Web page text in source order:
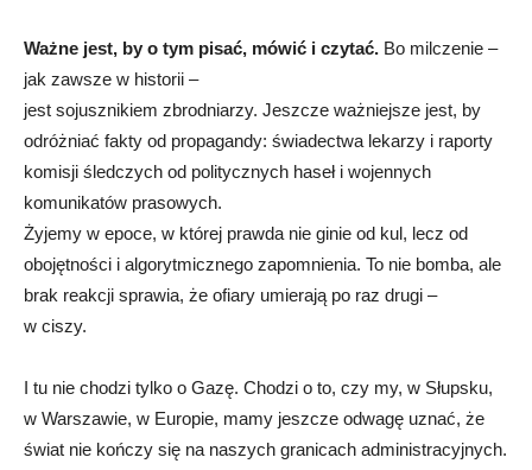
Ważne jest, by o tym pisać, mówić i czytać. Bo milczenie –
jak zawsze w historii –
jest sojusznikiem zbrodniarzy. Jeszcze ważniejsze jest, by
odróżniać fakty od propagandy: świadectwa lekarzy i raporty
komisji śledczych od politycznych haseł i wojennych
komunikatów prasowych.
Żyjemy w epoce, w której prawda nie ginie od kul, lecz od
obojętności i algorytmicznego zapomnienia. To nie bomba, ale
brak reakcji sprawia, że ofiary umierają po raz drugi –
w ciszy.
I tu nie chodzi tylko o Gazę. Chodzi o to, czy my, w Słupsku,
w Warszawie, w Europie, mamy jeszcze odwagę uznać, że
świat nie kończy się na naszych granicach administracyjnych.